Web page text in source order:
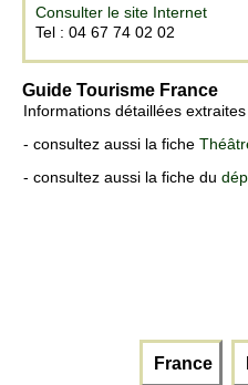
Consulter le site Internet
Tel : 04 67 74 02 02
Guide Tourisme France
Informations détaillées
- consultez aussi la fiche
- consultez aussi la fiche du
France